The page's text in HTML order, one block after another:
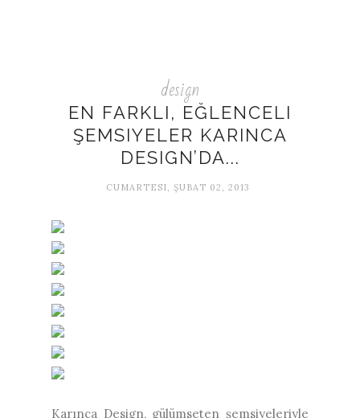
design
EN FARKLI, EĞLENCELI
ŞEMSIYELER KARINCA
DESIGN’DA...
CUMARTESI, ŞUBAT 02, 2013
Karınca Design, gülümseten şemsiyeleriyle